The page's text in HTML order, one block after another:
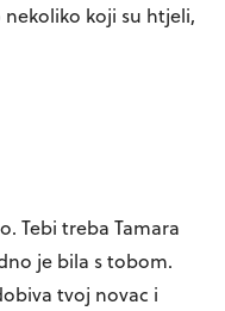
koji su htjeli,
Tebi treba Tamara
je bila s tobom.
tvoj novac i